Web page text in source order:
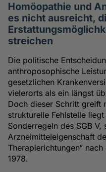
Homöopathie und
es nicht ausreicht,
streichen
Die politische
anthroposophische
gesetzlichen
vielerorts als ein längst
Doch dieser Schritt greift
strukturelle Fehlstelle
Sonderregeln des SGB V,
Arzneimitteleigenschaft
Therapierichtungen“
1978.